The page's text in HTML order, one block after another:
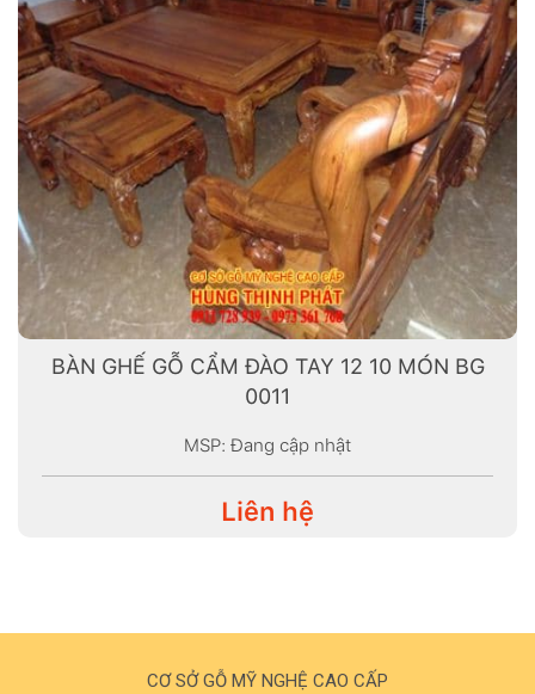
BÀN GHẾ GỖ CẨM ĐÀO TAY 12 10 MÓN BG
0011
MSP: Đang cập nhật
Liên hệ
CƠ SỞ GỖ MỸ NGHỆ CAO CẤP